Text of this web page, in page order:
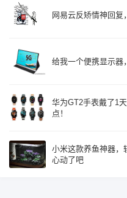
网易云反矫情神回复
给我一个便携显示器
华为GT2手表戴了1
点！
小米这款养鱼神器，
心动了吧